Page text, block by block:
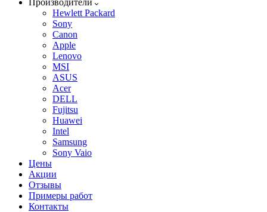
Производители
Hewlett Packard
Sony
Canon
Apple
Lenovo
MSI
ASUS
Acer
DELL
Fujitsu
Huawei
Intel
Samsung
Sony Vaio
Цены
Акции
Отзывы
Примеры работ
Контакты